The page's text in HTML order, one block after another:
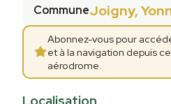
CommuneJoigny,
Abonnez-vous pour
et à la navigation depuis
aérodrome.